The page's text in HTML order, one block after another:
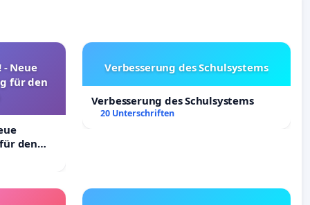
Neue
für den
den
Verbesserung des Schulsystems
Verbesserung des Schulsystems
20 Unterschriften